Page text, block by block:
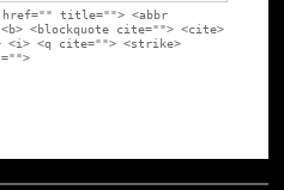
href="" title=""> <abbr
<blockquote cite=""> <cite>
<i> <q cite=""> <strike>